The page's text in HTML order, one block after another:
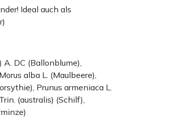
Ideal auch als
DC (Ballonblume),
alba L. (Maulbeere),
Prunus armeniaca L.
(australis) (Schilf),